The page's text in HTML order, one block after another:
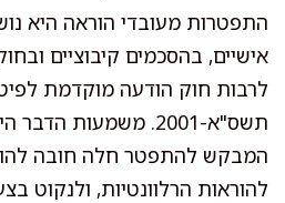
התפטרות מעובדי הוראה היא
אישיים, בהסכמים קיבוציים
לרבות חוק הודעה מוקדמת
תשס"א-2001. משמעות
המבקש להתפטר חלה חובה
להוראות הרלוונטיות, ולנקוט